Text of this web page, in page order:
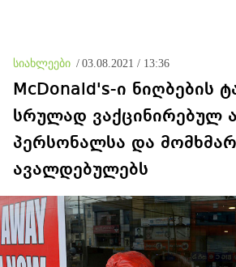
სიახლეები / 03.08.2021 / 13:36
McDonald's-ი ნიღბების
სრულად ვაქცინირებულ
პერსონალსა და
ავალდებულებს